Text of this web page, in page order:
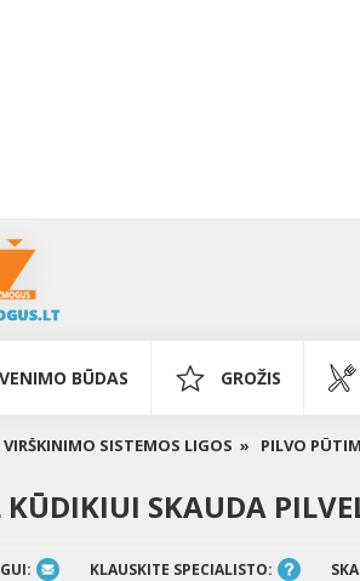
BŪDAS GROŽIS
VIRŠKINIMO SISTEMOS LIGOS » PILVO
KŪDIKIUI SKAUDA
KLAUSKITE SPECIALISTO: